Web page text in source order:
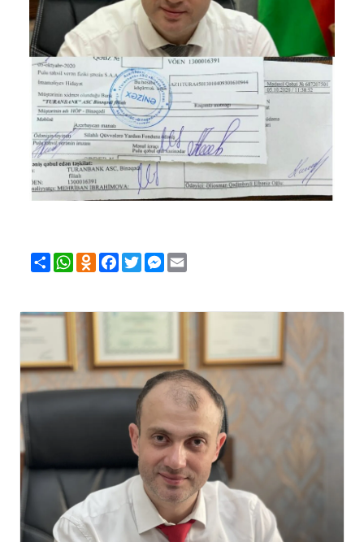
ShareWhatsApp
Odnoklassniki
Facebook
TwitterMessenger